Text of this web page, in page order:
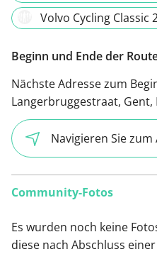
Volvo Cycling Classic
Beginn und Ende der
Nächste Adresse zum
Langerbruggestraat, Gent,
Navigieren Sie
Community-Fotos
Es wurden noch keine
diese nach Abschluss